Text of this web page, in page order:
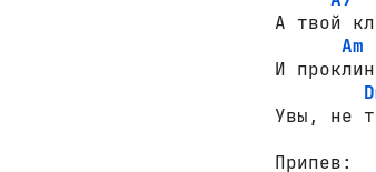
А твой
Am
И
Увы, не